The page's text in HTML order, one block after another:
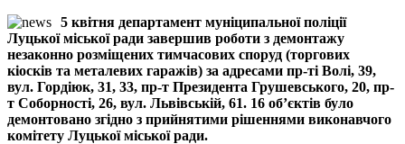
5 квітня департамент муніципальної поліції
Луцької міської ради завершив роботи з демонтажу
незаконно розміщених тимчасових споруд (торгових
кіосків та металевих гаражів) за адресами пр-ті Волі, 39,
вул. Гордіюк, 31, 33, пр-т Президента Грушевського, 20, пр-
т Соборності, 26, вул. Львівській, 61. 16 об’єктів було
демонтовано згідно з прийнятими рішеннями виконавчого
комітету Луцької міської ради.